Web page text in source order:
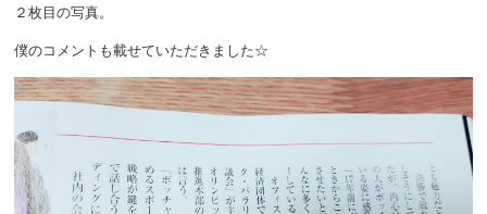
２枚目の写真。
僕のコメントも載せていただきました☆